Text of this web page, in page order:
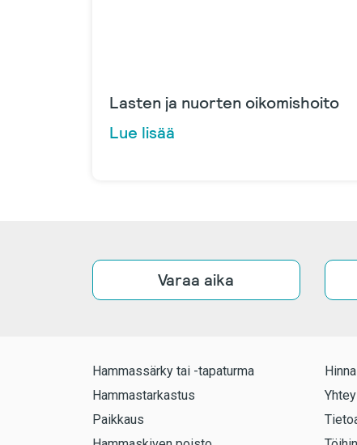
Lasten ja nuorten oikomishoito
Lue lisää
Varaa aika
Hammassärky tai -tapaturma
Hammastarkastus
Paikkaus